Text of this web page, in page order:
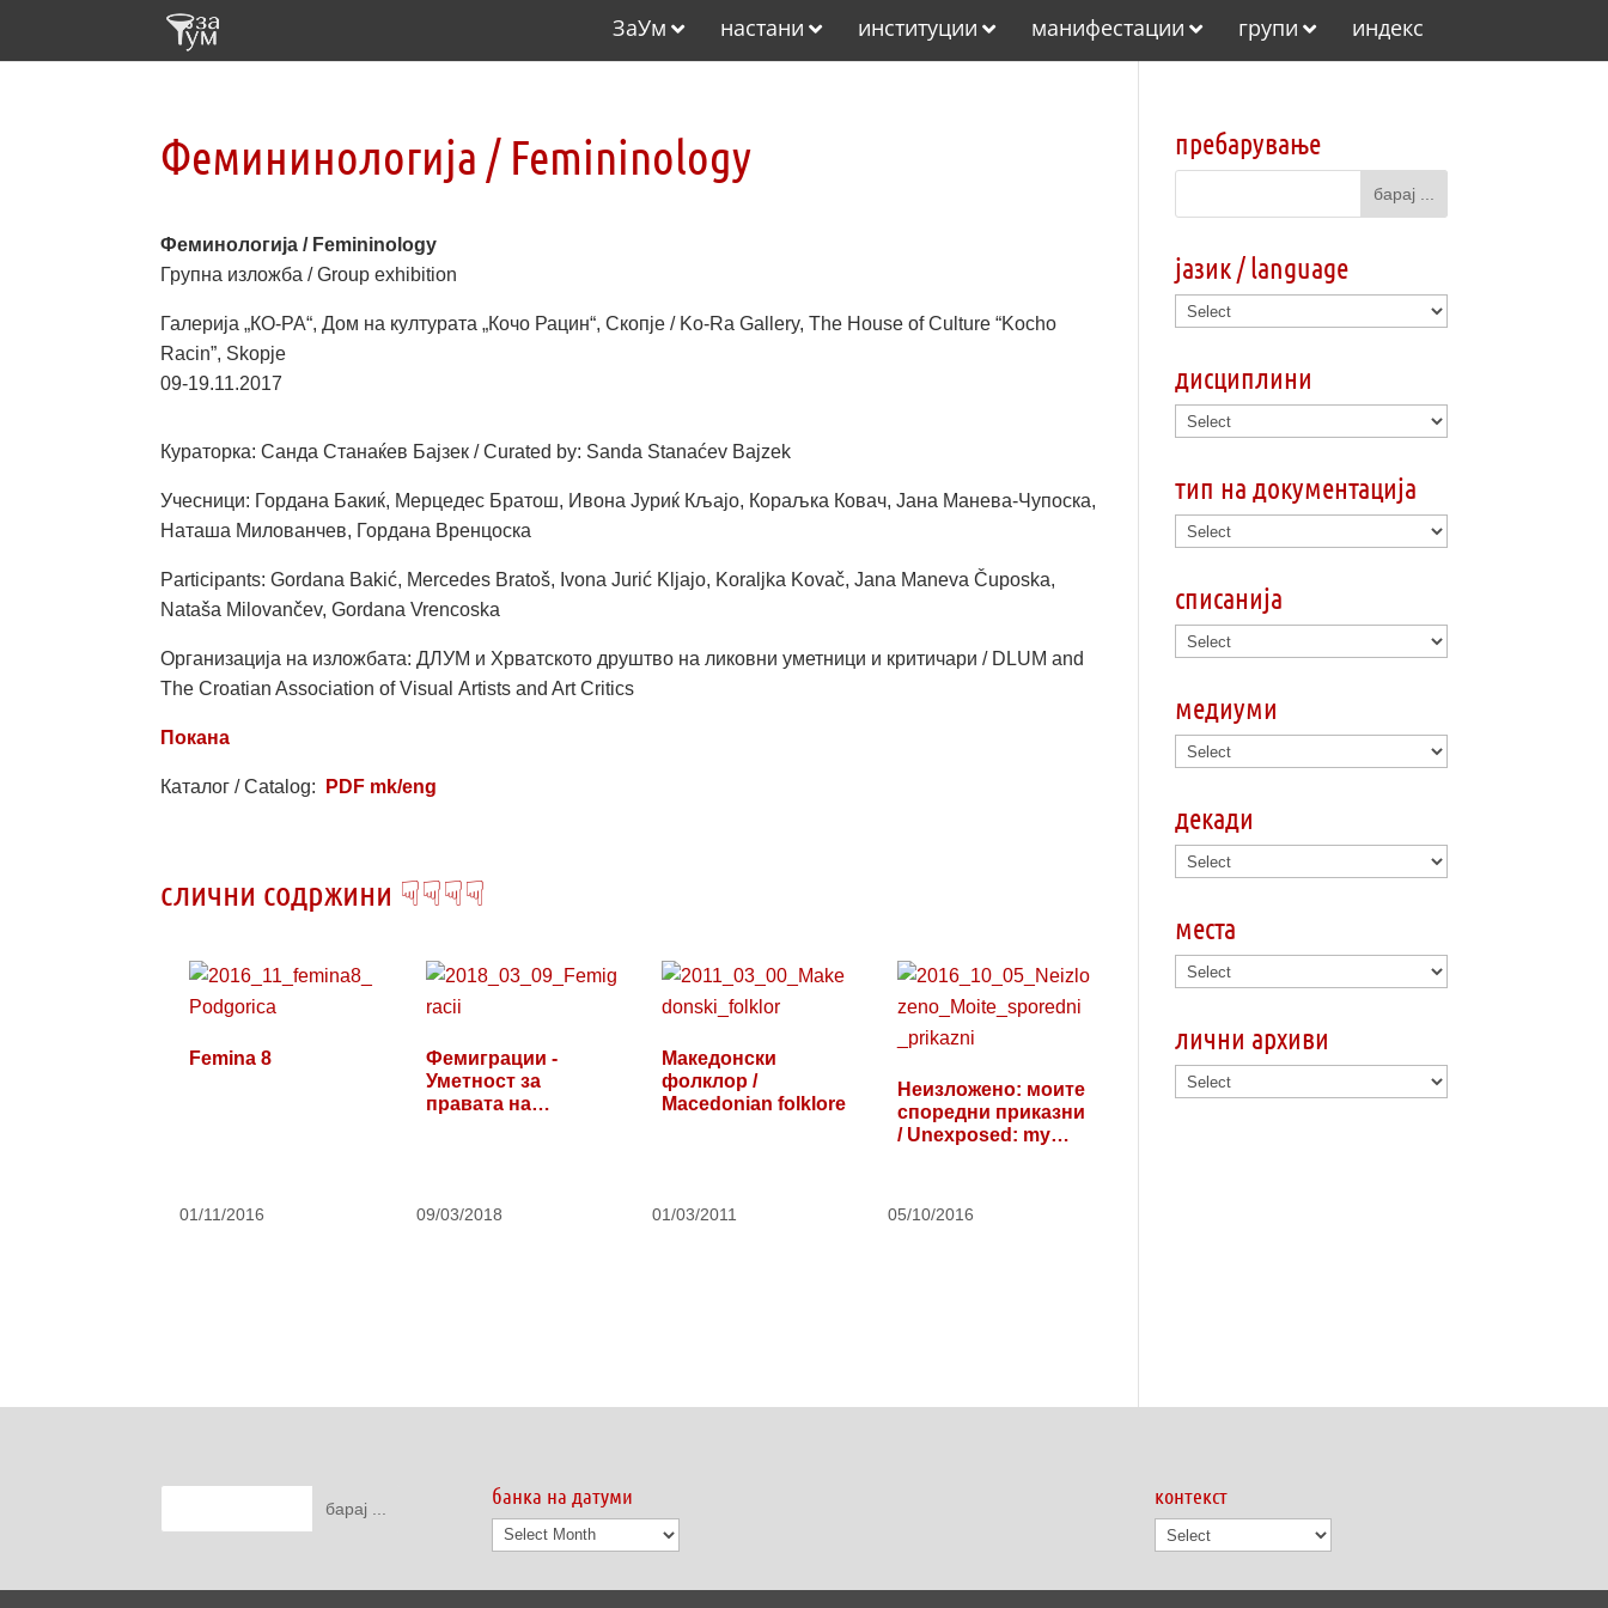
ЗаУм настани институции манифестации групи индекс
Фемининологија / Femininology
Феминологија / Femininology
Групна изложба / Group exhibition
Галерија „КО-РА“, Дом на културата „Кочо Рацин“, Скопје / Ko-Ra Gallery, The House of Culture “Kocho
Racin”, Skopje
09-19.11.2017
Кураторка: Санда Станаќев Бајзек / Curated by: Sanda Stanaćev Bajzek
Учесници: Гордана Бакиќ, Мерцедес Братош, Ивона Јуриќ Кљајо, Кораљка Ковач, Јана Манева-Чупоска,
Наташа Милованчев, Гордана Вренцоска
Participants: Gordana Bakić, Mercedes Bratoš, Ivona Jurić Kljajo, Koraljka Kovač, Jana Maneva Čuposka,
Nataša Milovančev, Gordana Vrencoska
Организација на изложбата: ДЛУМ и Хрватското друштво на ликовни уметници и критичари / DLUM and
The Croatian Association of Visual Artists and Art Critics
Покана
Каталог / Catalog: PDF mk/eng
слични содржини ☟☟☟☟
Femina 8
01/11/2016
Фемиграции -
Уметност за
правата на
09/03/2018
Македонски
фолклор /
Macedonian folklore
01/03/2011
Неизложено: моите
споредни приказни
/ Unexposed: my…
05/10/2016
пребарување
јазик / language
дисциплини
тип на документација
списанија
медиуми
декади
места
лични архиви
банка на датуми
банка
контекст